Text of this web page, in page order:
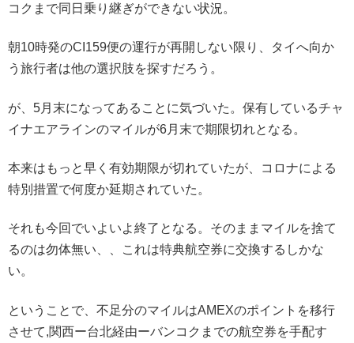
コクまで同日乗り継ぎができない状況。
朝10時発のCI159便の運行が再開しない限り、タイへ向か
う旅行者は他の選択肢を探すだろう。
が、5月末になってあることに気づいた。保有しているチャ
イナエアラインのマイルが6月末で期限切れとなる。
本来はもっと早く有効期限が切れていたが、コロナによる
特別措置で何度か延期されていた。
それも今回でいよいよ終了となる。そのままマイルを捨て
るのは勿体無い、、これは特典航空券に交換するしかな
い。
ということで、不足分のマイルはAMEXのポイントを移行
させて,関西ー台北経由ーバンコクまでの航空券を手配す